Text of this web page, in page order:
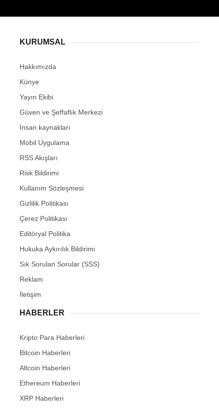
KURUMSAL
Hakkımızda
Künye
Yayın Ekibi
Güven ve Şeffaflık Merkezi
İnsan kaynakları
Mobil Uygulama
RSS Akışları
Risk Bildirimi
Kullanım Sözleşmesi
Gizlilik Politikası
Çerez Politikası
Editöryal Politika
Hukuka Aykırılık Bildirimi
Sık Sorulan Sorular (SSS)
Reklam
İletişim
HABERLER
Kripto Para Haberleri
Bitcoin Haberleri
Altcoin Haberleri
Ethereum Haberleri
XRP Haberleri